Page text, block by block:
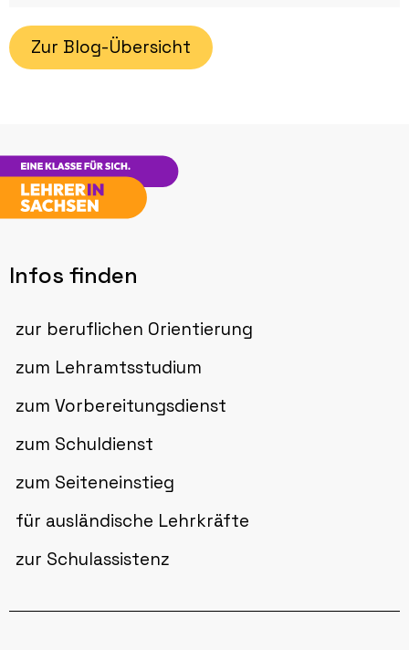
Zur Blog-Übersicht
Infos finden
zur beruflichen Orientierung
zum Lehramtsstudium
zum Vorbereitungsdienst
zum Schuldienst
zum Seiteneinstieg
für ausländische Lehrkräfte
zur Schulassistenz